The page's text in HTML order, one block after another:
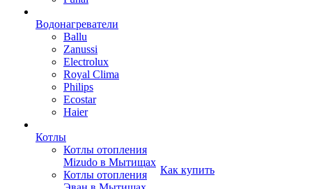
Водонагреватели
Ballu
Zanussi
Electrolux
Royal Clima
Philips
Ecostar
Haier
Котлы
Котлы отопления
Mizudo в Мытищах
Котлы отопления
Как купить